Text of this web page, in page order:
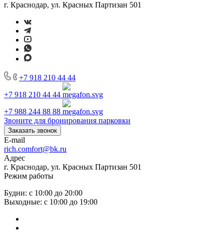
г. Краснодар, ул. Красных Партизан 501
+7 918 210 44 44
+7 918 210 44 44
+7 988 244 88 88
Звоните для бронирования парковки
Заказать звонок
E-mail
rich.comfort@bk.ru
Адрес
г. Краснодар, ул. Красных Партизан 501
Режим работы
Будни: с 10:00 до 20:00
Выходные: с 10:00 до 19:00